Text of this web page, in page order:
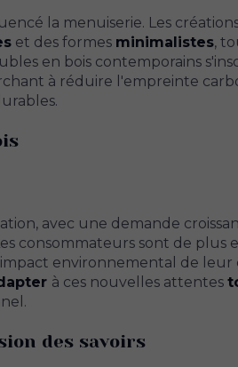
la menuiserie. Les
et des formes minimalistes,
en bois contemporains
à réduire l'empreinte
avec une demande
consommateurs sont de plus
environnemental de leur
à ces nouvelles attentes
des savoirs